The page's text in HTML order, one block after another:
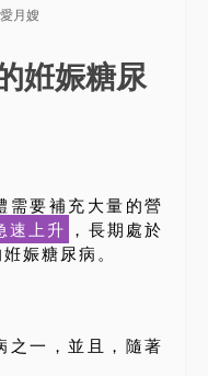
月嫂
姙娠糖尿
需要補充大量的營
速上升 ，長期處於
娠糖尿病。
之一，並且，隨著